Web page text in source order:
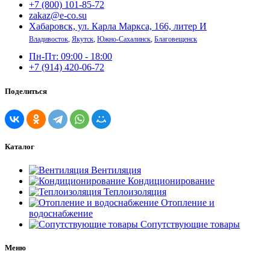
+7 (800) 101-85-72
zakaz@e-co.su
Хабаровск, ул. Карла Маркса, 166, литер И
Владивосток, Якутск, Южно-Сахалинск, Благовещенск
Пн-Пт: 09:00 - 18:00
+7 (914) 420-06-72
Поделиться
Каталог
Вентиляция
Кондиционирование
Теплоизоляция
Отопление и
водоснабжение
Сопутствующие товары
Меню